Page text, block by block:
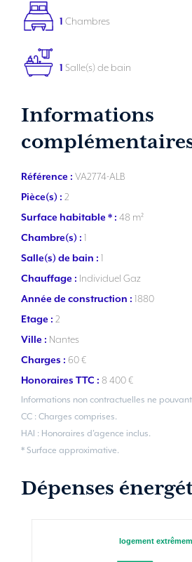
1 Chambres
1 Salle(s) de bain
Informations
Référence : VA2774-ALB
Pièce(s) : 2
Surface habitable * : 48 m²
Chambre(s) : 1
Salle(s) de bain : 1
Chauffage : Individuel Gaz
Année de construction : 1880
Etage : 2
Ville : Nantes
Charges : 60 €
Honoraires TTC : 8 400 €
Informations non contractuelles ne
CC : Charges comprises.
HAI : Honoraires d’agence inclus.
* Surface approximative.
Dépenses
logement